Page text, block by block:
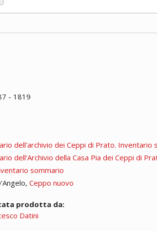
- 1819
dell'archivio dei Ceppi di Prato. Inventario
dell'Archivio della Casa Pia dei Ceppi di
sommario
Ceppo nuovo
prodotta da:
Datini